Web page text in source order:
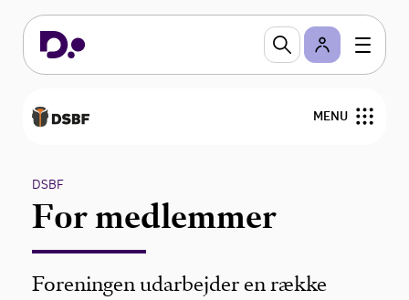
MENU
Medlemmer
Bestyrelse
DSBF
For medlemmer
Foreningen udarbejder en række